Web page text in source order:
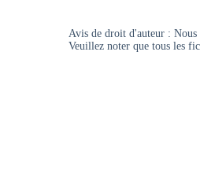
Avis de droit d'auteur : Nous
Veuillez noter que tous les